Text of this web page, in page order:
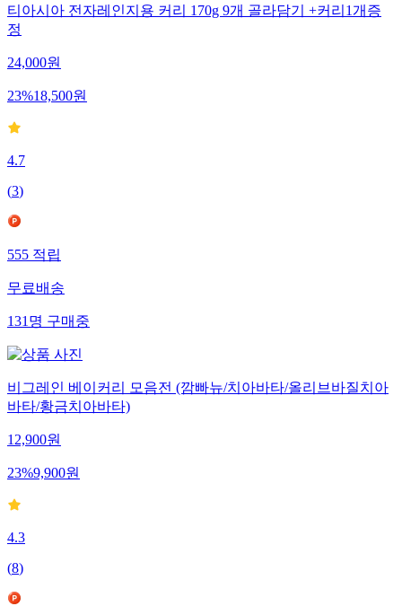
티아시아 전자레인지용 커리 170g 9개 골라담기 +커리1개증
정
24,000원
23%18,500원
4.7
(3)
555 적립
무료배송
131 명 구매중
비그레인 베이커리 모음전 (깜빠뉴/치아바타/올리브바질치아
바타/황금치아바타)
12,900원
23%9,900원
4.3
(8)